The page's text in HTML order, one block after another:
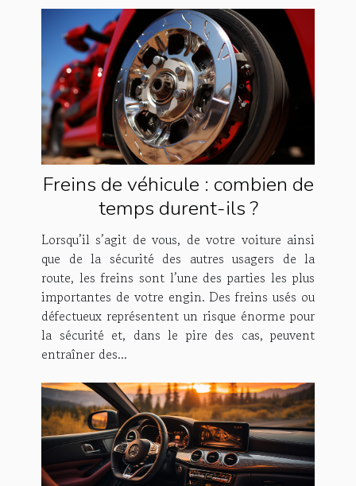
Freins de véhicule : combien de
temps durent-ils ?
Lorsqu’il s’agit de vous, de votre voiture ainsi
que de la sécurité des autres usagers de la
route, les freins sont l’une des parties les plus
importantes de votre engin. Des freins usés ou
défectueux représentent un risque énorme pour
la sécurité et, dans le pire des cas, peuvent
entraîner des...